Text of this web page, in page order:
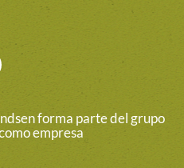
forma parte del grupo
empresa